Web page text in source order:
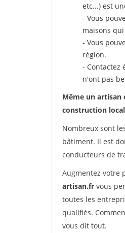
etc...) est
- Vous
maisons
- Vous
région.
- Contactez
n'ont pas
Même un
construction
Nombreux sont
bâtiment. Il est
conducteurs de
Augmentez votre
artisan.fr vous
toutes les
qualifiés.
vous dit tout.